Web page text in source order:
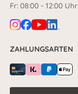
Fr: 08:00 - 12:00 Uhr
ZAHLUNGSARTEN